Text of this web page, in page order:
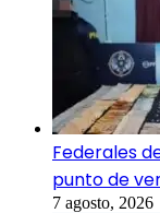
Federales
punto de
7 agosto, 2026